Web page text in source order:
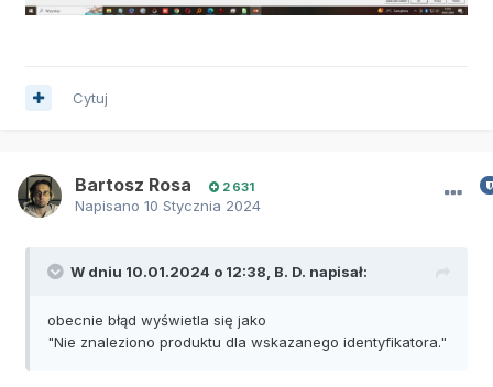
Cytuj
Bartosz Rosa 2 631
Napisano 10 Stycznia 2024
W dniu 10.01.2024 o 12:38, B. D. napisał:
obecnie błąd wyświetla się jako
"Nie znaleziono produktu dla wskazanego identyfikatora."